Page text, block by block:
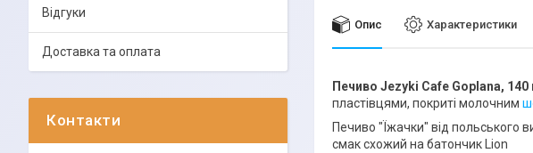
Опис Характеристики
Печиво Jezyki Cafe Goplana, 140
пластівцями, покриті молочним
Печиво "Їжачки" від польського
смак схожий на батончик Lion
Відгуки
Доставка та оплата